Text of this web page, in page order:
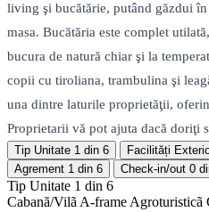
living şi bucătărie, putând găzdui
masa. Bucătăria este complet
bucura de natură chiar şi la
copii cu tiroliana, trambulina şi
una dintre laturile proprietăţii,
Proprietarii vă pot ajuta dacă doriţi
Tip Unitate 1 din 6 Facilități
Agrement 1 din 6 Check-in/out 0
Tip Unitate 1 din 6
Cabanã/Vilã A-frame Agroturisticã